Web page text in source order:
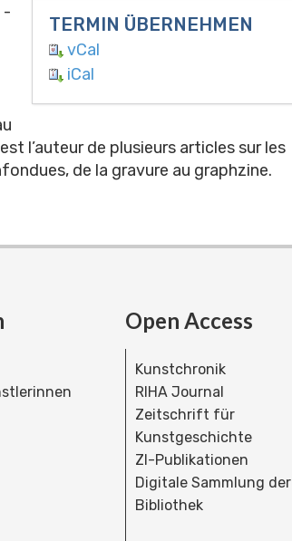
TERMIN ÜBERNEHMEN
vCal
iCal
-
l’auteur de plusieurs articles sur les
de la gravure au graphzine.
Open Access
Kunstchronik
RIHA Journal
Zeitschrift für
Kunstgeschichte
ZI-Publikationen
Digitale Sammlung der
Bibliothek